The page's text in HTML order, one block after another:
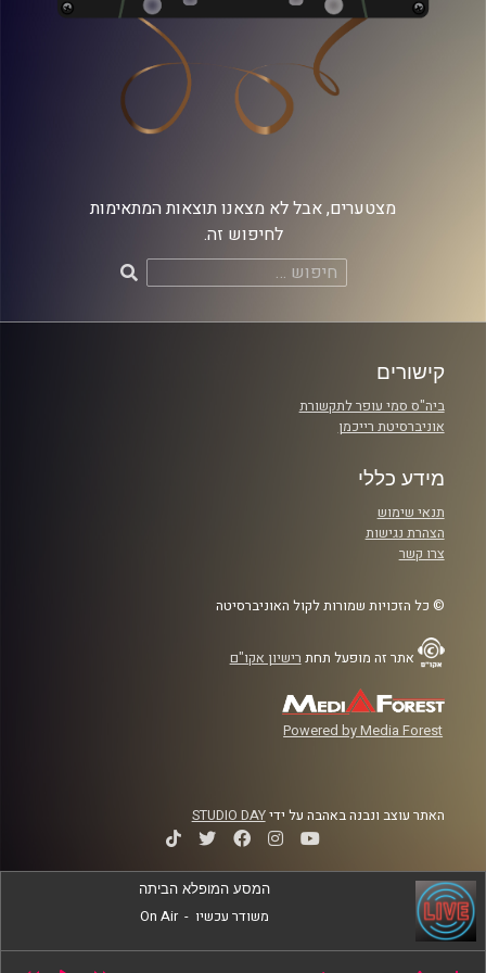
מצטערים, אבל לא מצאנו תוצאות המתאימות
לחיפוש זה.
חיפוש:
קישורים
ביה"ס סמי עופר לתקשורת
אוניברסיטת רייכמן
מידע כללי
תנאי שימוש
הצהרת נגישות
צרו קשר
© כל הזכויות שמורות לקול האוניברסיטה
אתר זה מופעל תחת רישיון אקו"ם
Powered by Media Forest
האתר עוצב ונבנה באהבה על ידיSTUDIO DAY
המסע המופלא הביתה
משודר עכשיו -
On Air